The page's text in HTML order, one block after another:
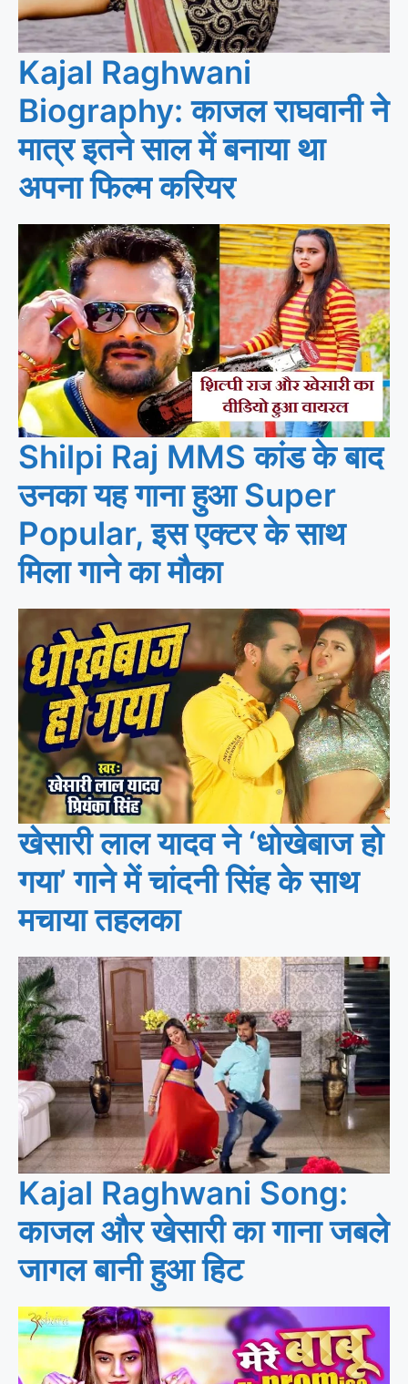
Kajal Raghwani
Biography: काजल राघवानी ने
मात्र इतने साल में बनाया था
अपना फिल्म करियर
Shilpi Raj MMS कांड के बाद
उनका यह गाना हुआ Super
Popular, इस एक्टर के साथ
मिला गाने का मौका
खेसारी लाल यादव ने ‘धोखेबाज हो
गया’ गाने में चांदनी सिंह के साथ
मचाया तहलका
Kajal Raghwani Song:
काजल और खेसारी का गाना जबले
जागल बानी हुआ हिट